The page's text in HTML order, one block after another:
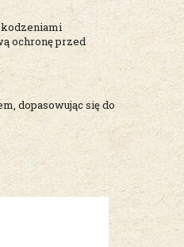
ochronę przed
dopasowując się do